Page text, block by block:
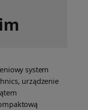
system
urządzenie